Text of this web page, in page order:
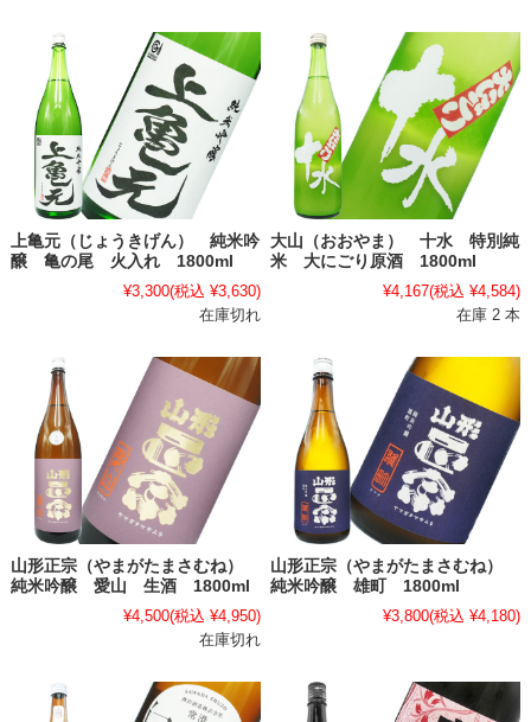
上亀元（じょうきげん） 純米吟
醸 亀の尾 火入れ 1800ml
¥3,300(税込 ¥3,630)
在庫切れ
大山（おおやま） 十水 特別純
米 大にごり原酒 1800ml
¥4,167(税込 ¥4,584)
在庫 2 本
山形正宗（やまがたまさむね）
純米吟醸 愛山 生酒 1800ml
¥4,500(税込 ¥4,950)
在庫切れ
山形正宗（やまがたまさむね）
純米吟醸 雄町 1800ml
¥3,800(税込 ¥4,180)